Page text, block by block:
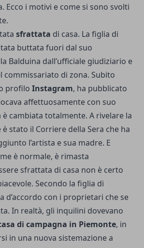
Ecco i motivi e come si sono svolti
sfrattata di casa. La figlia di
buttata fuori dal suo
Balduina dall’ufficiale giudiziario e
commissariato di zona. Subito
profilo Instagram, ha pubblicato
affettuosamente con suo
cambiata totalmente. A rivelare la
stato il Corriere della Sera che ha
l’artista e sua madre. E
è normale, è rimasta
sfrattata di casa non è certo
Secondo la figlia di
d’accordo con i proprietari che se
In realtà, gli inquilini dovevano
di campagna in Piemonte, in
in una nuova sistemazione a